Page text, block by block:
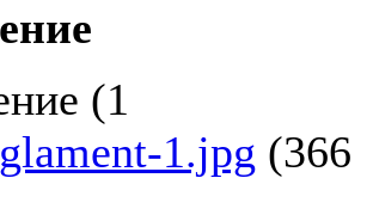
(1
1.jpg (366